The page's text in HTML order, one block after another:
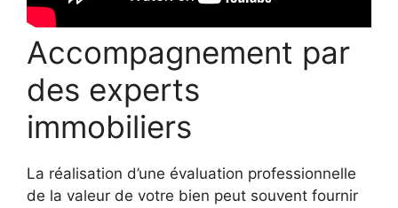
Accompagnement par
des experts
immobiliers
La réalisation d’une évaluation professionnelle
de la valeur de votre bien peut souvent fournir